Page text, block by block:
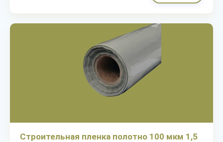
Строительная пленка полотно 100 мкм 1,5